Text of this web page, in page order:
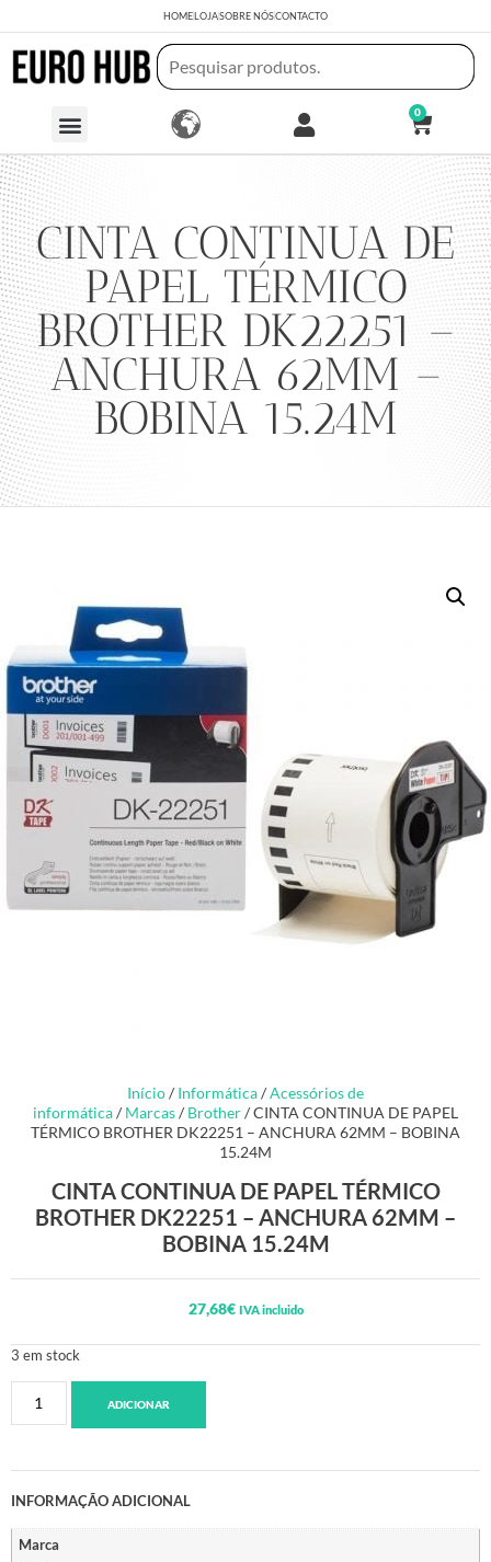
HOMELOJASOBRE NÓSCONTACTO
0
CINTA CONTINUA DE
PAPEL TÉRMICO
BROTHER DK22251 –
ANCHURA 62MM –
BOBINA 15.24M
Início/ Informática/Acessórios de
informática/ Marcas/ Brother/ CINTA CONTINUA DE PAPEL
TÉRMICO BROTHER DK22251 – ANCHURA 62MM – BOBINA
15.24M
CINTA CONTINUA DE PAPEL TÉRMICO
BROTHER DK22251 – ANCHURA 62MM –
BOBINA 15.24M
27,68€ IVA incluido
3 em stock
ADICIONAR
INFORMAÇÃO ADICIONAL
Marca